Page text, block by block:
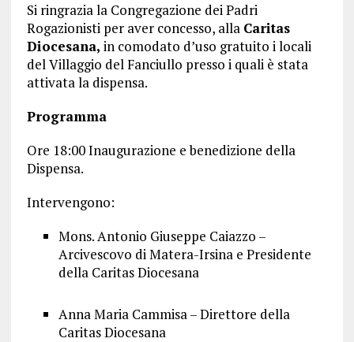
Si ringrazia la Congregazione dei Padri
Rogazionisti per aver concesso, alla Caritas
Diocesana, in comodato d’uso gratuito i locali
del Villaggio del Fanciullo presso i quali è stata
attivata la dispensa.
Programma
Ore 18:00 Inaugurazione e benedizione della
Dispensa.
Intervengono:
Mons. Antonio Giuseppe Caiazzo –
Arcivescovo di Matera-Irsina e Presidente
della Caritas Diocesana
Anna Maria Cammisa – Direttore della
Caritas Diocesana